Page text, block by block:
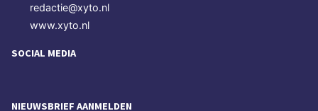
redactie@xyto.nl
www.xyto.nl
SOCIAL MEDIA
NIEUWSBRIEF AANMELDEN